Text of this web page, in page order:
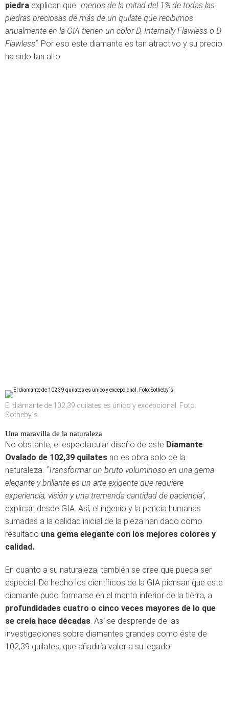
piedra explican que "menos de la mitad del 1% de todas las
piedras preciosas de más de un quilate que recibimos
anualmente en la GIA tienen un color D, Internally Flawless o D
Flawless". Por eso este diamante es tan atractivo y su precio
ha sido tan alto.
El diamante de 102,39 quilates es único y excepcional. Foto:
Sotheby´s
Una maravilla de la naturaleza
No obstante, el espectacular diseño de este Diamante
Ovalado de 102,39 quilates no es obra solo de la
naturaleza. "Transformar un bruto voluminoso en una gema
elegante y brillante es un arte exigente que requiere
experiencia, visión y una tremenda cantidad de paciencia",
explican desde GIA. Así, el ingenio y la pericia humanas
sumadas a la calidad inicial de la pieza han dado como
resultado una gema elegante con los mejores colores y
calidad.
En cuanto a su naturaleza, también se cree que pueda ser
especial. De hecho los científicos de la GIA piensan que este
diamante pudo formarse en el manto inferior de la tierra, a
profundidades cuatro o cinco veces mayores de lo que
se creía hace décadas. Así se desprende de las
investigaciones sobre diamantes grandes como éste de
102,39 quilates, que añadiría valor a su legado.